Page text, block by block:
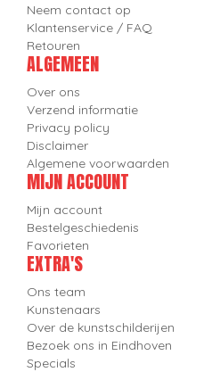
Neem contact op
Klantenservice / FAQ
Retouren
ALGEMEEN
Over ons
Verzend informatie
Privacy policy
Disclaimer
Algemene voorwaarden
MIJN ACCOUNT
Mijn account
Bestelgeschiedenis
Favorieten
EXTRA'S
Ons team
Kunstenaars
Over de kunstschilderijen
Bezoek ons in Eindhoven
Specials